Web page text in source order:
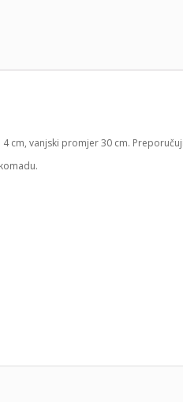
cm, vanjski promjer 30 cm.